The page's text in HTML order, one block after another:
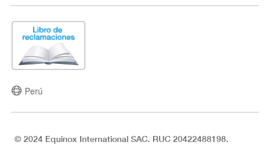
Perú
© 2024 Equinox International SAC. RUC 20422488198.